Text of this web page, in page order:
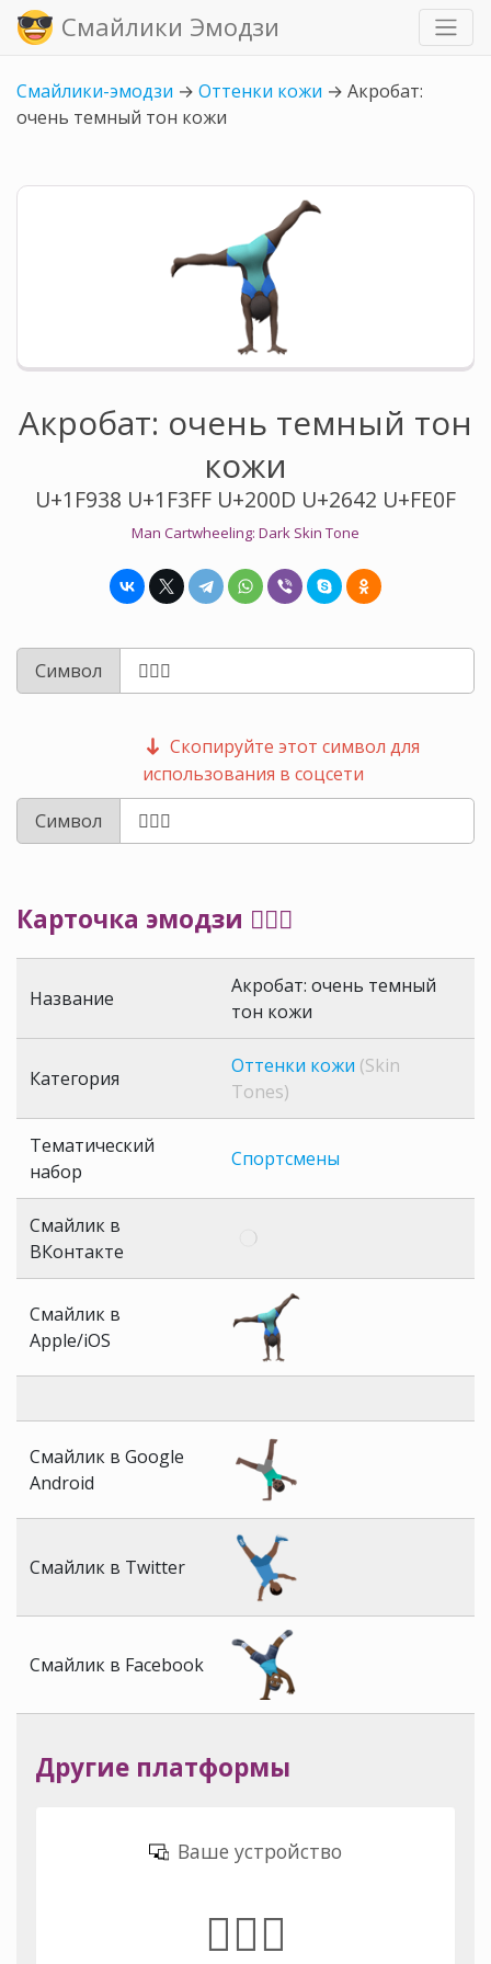
Смайлики Эмодзи
Смайлики-эмодзи → Оттенки кожи → Акробат:
очень темный тон кожи
Акробат: очень темный тон
кожи
U+1F938 U+1F3FF U+200D U+2642 U+FE0F
Man Cartwheeling: Dark Skin Tone
Символ
Скопируйте этот символ для
использования в соцсети
Символ
Карточка эмодзи 🤸🏿‍♂️
Название
Акробат: очень темный
тон кожи
Категория
Оттенки кожи (Skin
Tones)
Тематический
набор
Спортсмены
Смайлик в
ВКонтакте
Смайлик в
Apple/iOS
Смайлик в Google
Android
Смайлик в Twitter
Смайлик в Facebook
Другие платформы
Ваше устройство
🤸🏿‍♂️